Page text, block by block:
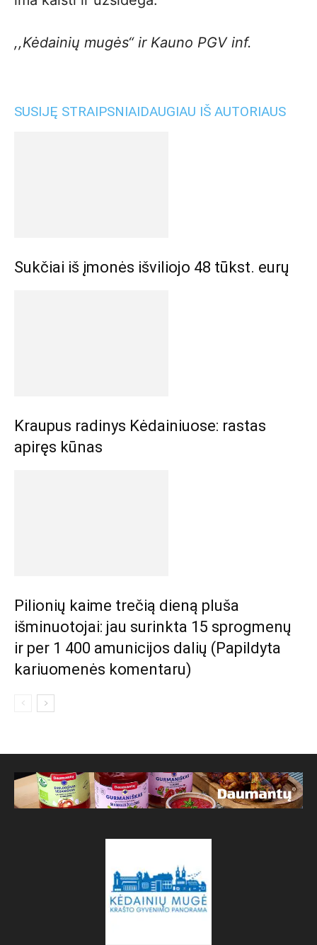
,,Kėdainių mugės“ ir Kauno PGV inf.
SUSIJĘ STRAIPSNIAIDAUGIAU IŠ AUTORIAUS
Sukčiai iš įmonės išviliojo 48 tūkst. eurų
Kraupus radinys Kėdainiuose: rastas
apiręs kūnas
Pilionių kaime trečią dieną pluša
išminuotojai: jau surinkta 15 sprogmenų
ir per 1 400 amunicijos dalių (Papildyta
kariuomenės komentaru)